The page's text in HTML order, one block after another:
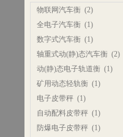
物联网汽车衡(2)
全电子汽车衡(1)
数字式汽车衡(1)
轴重式动(静)态汽车衡(2)
动(静)态电子轨道衡(1)
矿用动态轻轨衡(1)
电子皮带秤(1)
自动配料皮带秤(1)
防爆电子皮带秤(1)